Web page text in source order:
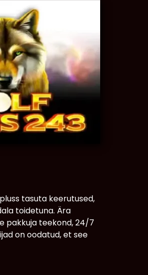
tasuta keerutused,
toidetuna. Ära
pakkuja teekond, 24/7
on oodatud, et see